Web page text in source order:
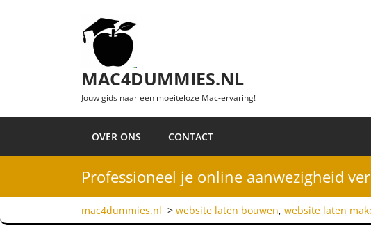
MAC4DUMMIES.NL
Jouw gids naar een moeiteloze Mac-ervaring!
OVER ONS CONTACT
Professioneel je online aanwezigheid
mac4dummies.nl > website laten bouwen, website laten